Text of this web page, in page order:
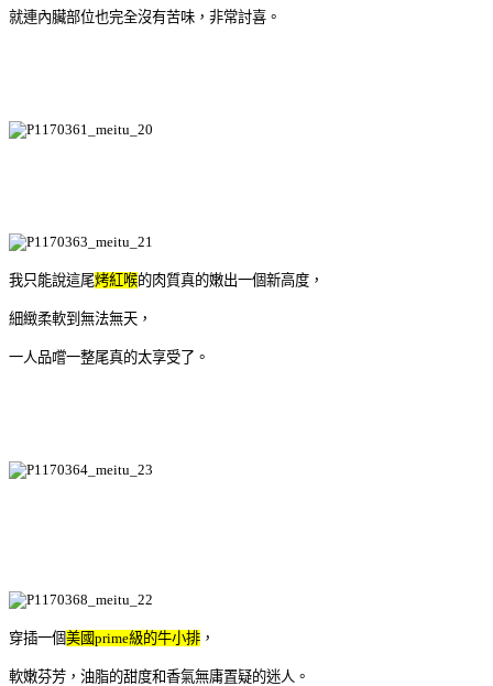
就連內臟部位也完全沒有苦味，非常討喜。
我只能說這尾烤紅喉的肉質真的嫩出一個新高度，
細緻柔軟到無法無天，
一人品嚐一整尾真的太享受了。
穿插一個美國prime級的牛小排 ，
軟嫩芬芳，油脂的甜度和香氣無庸置疑的迷人。